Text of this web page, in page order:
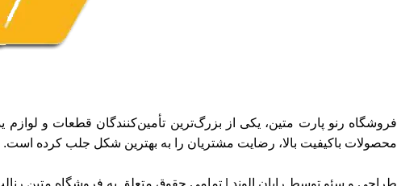
فروشگاه رنو پارت متین، یکی از بزرگ‌ترین تأمین‌کنندگان قطعات و
محصولات باکیفیت بالا، رضایت مشتریان را به بهترین شکل جلب کرده است.
طراحی و سئو توسط رایان الوند | تمامی حقوق متعلق به فروشگاه متین